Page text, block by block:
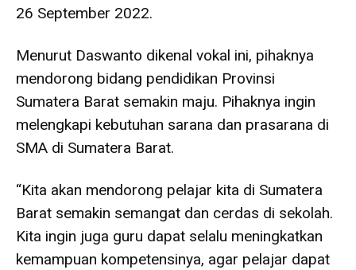
26 September 2022.
Menurut Daswanto dikenal vokal ini, pihaknya
mendorong bidang pendidikan Provinsi
Sumatera Barat semakin maju. Pihaknya ingin
melengkapi kebutuhan sarana dan prasarana di
SMA di Sumatera Barat.
“Kita akan mendorong pelajar kita di Sumatera
Barat semakin semangat dan cerdas di sekolah.
Kita ingin juga guru dapat selalu meningkatkan
kemampuan kompetensinya, agar pelajar dapat